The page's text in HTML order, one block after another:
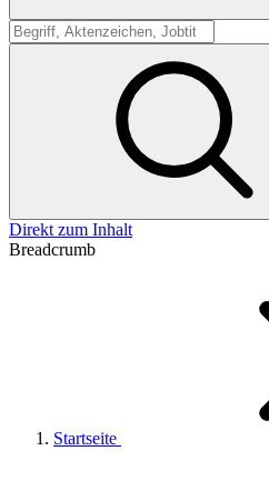
Suche
Direkt zum Inhalt
Breadcrumb
Startseite